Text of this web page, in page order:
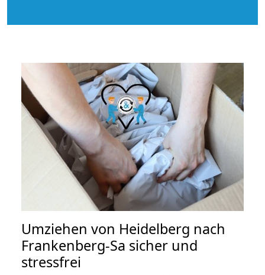
Umziehen von Heidelberg nach
Frankenberg-Sa sicher und
stressfrei